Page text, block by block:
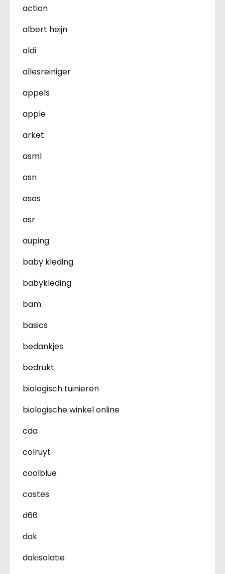
action
albert heijn
aldi
allesreiniger
appels
apple
arket
asml
asn
asos
asr
auping
baby kleding
babykleding
bam
basics
bedankjes
bedrukt
biologisch tuinieren
biologische winkel online
cda
colruyt
coolblue
costes
d66
dak
dakisolatie